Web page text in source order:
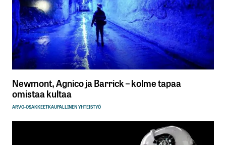
Newmont, Agnico ja Barrick – kolme tapaa
omistaa kultaa
ARVO-OSAKKEETKAUPALLINEN YHTEISTYÖ